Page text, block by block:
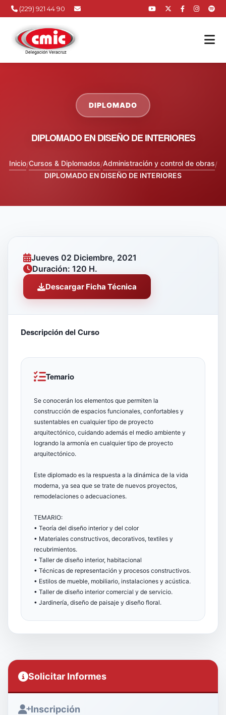
(229) 921 44 90
DIPLOMADO
DIPLOMADO EN DISEÑO DE INTERIORES
Inicio/Cursos & Diplomados/Administración y control de obras/
DIPLOMADO EN DISEÑO DE INTERIORES
Jueves 02 Diciembre, 2021
Duración: 120 H.
Descargar Ficha Técnica
Descripción del Curso
Temario
Se conocerán los elementos que permiten la
construcción de espacios funcionales, confortables y
sustentables en cualquier tipo de proyecto
arquitectónico, cuidando además el medio ambiente y
logrando la armonía en cualquier tipo de proyecto
arquitectónico.
Este diplomado es la respuesta a la dinámica de la vida
moderna, ya sea que se trate de nuevos proyectos,
remodelaciones o adecuaciones.
TEMARIO:
• Teoría del diseño interior y del color
• Materiales constructivos, decorativos, textiles y
recubrimientos.
• Taller de diseño interior, habitacional
• Técnicas de representación y procesos constructivos.
• Estilos de mueble, mobiliario, instalaciones y acústica.
• Taller de diseño interior comercial y de servicio.
• Jardinería, diseño de paisaje y diseño floral.
Solicitar Informes
Inscripción